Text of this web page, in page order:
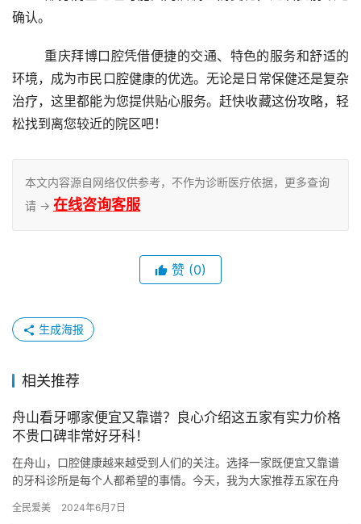
确认。
环境，成为市民口腔健康的优选。无论是日常保健还是复杂
治疗，这里都能为您提供贴心服务。赶快收藏这份攻略，轻
松找到离您较近的院区吧！
本文内容源自网络仅供参考，不作为诊断医疗依据，更多查询
请 → 在线咨询客服
赞 (0)
生成海报
相关推荐
舟山看牙哪家便宜又靠谱？良心介绍这五家有实力价格
不贵口碑非常好牙科！
在舟山，口腔健康越来越受到人们的关注。选择一家既便宜又靠谱
的牙科诊所是每个人都希望的事情。今天，我为大家推荐五家在舟
面都有…
全民爱美 2024年6月7日